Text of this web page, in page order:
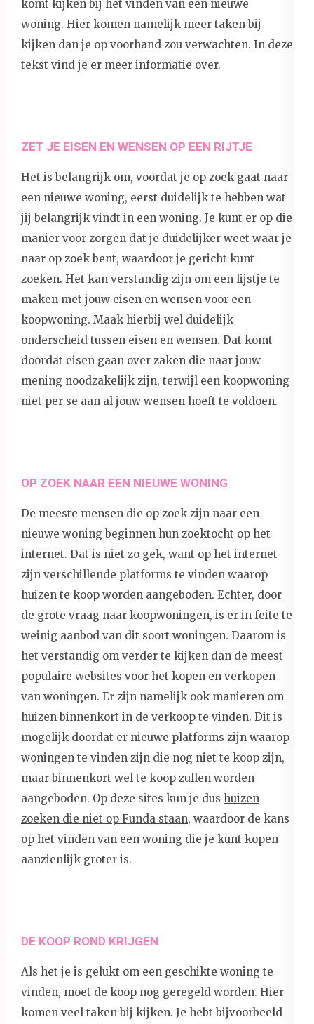
komt kijken bij het vinden van een nieuwe
woning. Hier komen namelijk meer taken bij
kijken dan je op voorhand zou verwachten. In deze
tekst vind je er meer informatie over.
ZET JE EISEN EN WENSEN OP EEN RIJTJE
Het is belangrijk om, voordat je op zoek gaat naar
een nieuwe woning, eerst duidelijk te hebben wat
jij belangrijk vindt in een woning. Je kunt er op die
manier voor zorgen dat je duidelijker weet waar je
naar op zoek bent, waardoor je gericht kunt
zoeken. Het kan verstandig zijn om een lijstje te
maken met jouw eisen en wensen voor een
koopwoning. Maak hierbij wel duidelijk
onderscheid tussen eisen en wensen. Dat komt
doordat eisen gaan over zaken die naar jouw
mening noodzakelijk zijn, terwijl een koopwoning
niet per se aan al jouw wensen hoeft te voldoen.
OP ZOEK NAAR EEN NIEUWE WONING
De meeste mensen die op zoek zijn naar een
nieuwe woning beginnen hun zoektocht op het
internet. Dat is niet zo gek, want op het internet
zijn verschillende platforms te vinden waarop
huizen te koop worden aangeboden. Echter, door
de grote vraag naar koopwoningen, is er in feite te
weinig aanbod van dit soort woningen. Daarom is
het verstandig om verder te kijken dan de meest
populaire websites voor het kopen en verkopen
van woningen. Er zijn namelijk ook manieren om
huizen binnenkort in de verkoop te vinden. Dit is
mogelijk doordat er nieuwe platforms zijn waarop
woningen te vinden zijn die nog niet te koop zijn,
maar binnenkort wel te koop zullen worden
aangeboden. Op deze sites kun je dus huizen
zoeken die niet op Funda staan, waardoor de kans
op het vinden van een woning die je kunt kopen
aanzienlijk groter is.
DE KOOP ROND KRIJGEN
Als het je is gelukt om een geschikte woning te
vinden, moet de koop nog geregeld worden. Hier
komen veel taken bij kijken. Je hebt bijvoorbeeld